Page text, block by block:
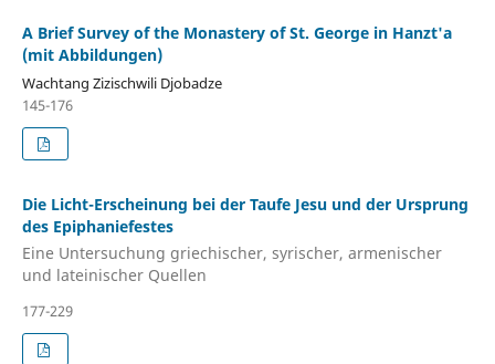
A Brief Survey of the Monastery of St. George in Hanzt'a
(mit Abbildungen)
Wachtang Zizischwili Djobadze
145-176
Die Licht-Erscheinung bei der Taufe Jesu und der Ursprung
des Epiphaniefestes
Eine Untersuchung griechischer, syrischer, armenischer
und lateinischer Quellen
177-229